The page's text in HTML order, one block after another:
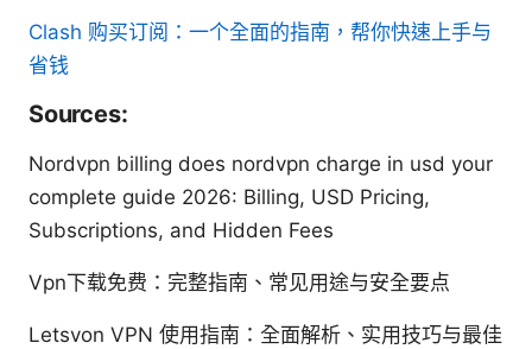
Clash 购买订阅：一个全面的指南，帮你快速上手与
省钱
Sources:
Nordvpn billing does nordvpn charge in usd your
complete guide 2026: Billing, USD Pricing,
Subscriptions, and Hidden Fees
Vpn下载免费：完整指南、常见用途与安全要点
Letsvon VPN 使用指南：全面解析、实用技巧与最佳